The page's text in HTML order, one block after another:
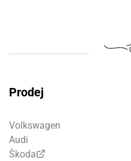
Prodej
Volkswagen
Audi
Škoda